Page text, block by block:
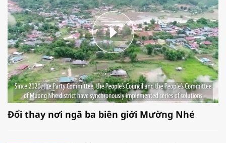
Đổi thay nơi ngã ba biên giới Mường Nhé